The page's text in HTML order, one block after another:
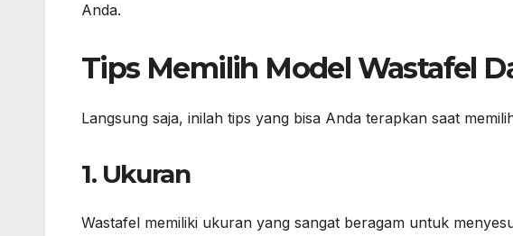
Anda.
Tips Memilih Model Wastafel
Langsung saja, inilah tips yang bisa Anda terapkan saat
1. Ukuran
Wastafel memiliki ukuran yang sangat beragam untuk